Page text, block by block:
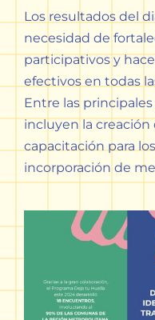
Los resultados del
necesidad de
participativos y
efectivos en todas
Entre las
incluyen la creación
capacitación para
incorporación de